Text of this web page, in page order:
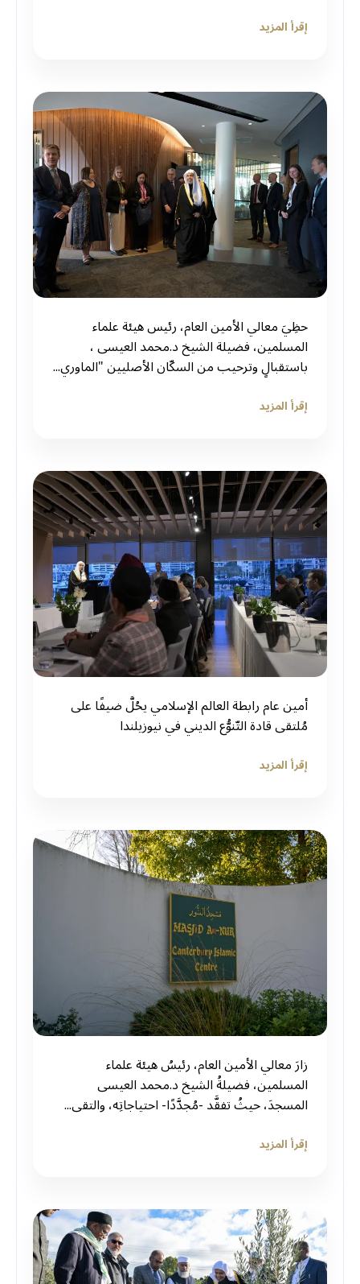
إقرأ المزيد
حظِيَ معالي الأمين العام، رئيس هيئة علماء
المسلمين، فضيلة الشيخ د.⁧‫محمد العيسى‬⁩ ‬⁩،
باستقبالٍ وترحيب من السكّان الأصليين "الماوري...
إقرأ المزيد
أمين عام رابطة العالم الإسلامي يحُلُّ ضيفًا على
مُلتقى قادة التّنوُّع الديني في نيوزيلندا
إقرأ المزيد
زارَ معالي الأمين العام، رئيسُ هيئة علماء
المسلمين، فضيلةُ الشيخ د.⁧‫محمد العيسى‬⁩‬⁩
المسجدَ، حيثُ تفقَّد -مُجدَّدًا- احتياجاتِه، والتقى...
إقرأ المزيد